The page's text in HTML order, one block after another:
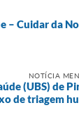
– Cuidar da
NOTÍCIA
(UBS) de
de triagem